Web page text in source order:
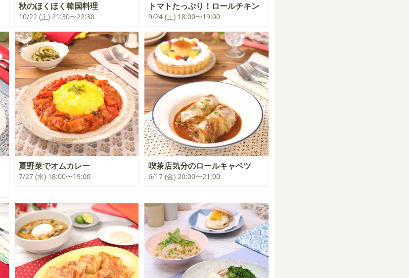
秋のほくほく韓国料理
10/22 (土) 21:30〜22:30
トマトたっぷり！ロールチキン
9/24 (土) 18:00〜19:00
夏野菜でオムカレー
7/27 (水) 18:00〜19:00
喫茶店気分のロールキャベツ
6/17 (金) 20:00〜21:00